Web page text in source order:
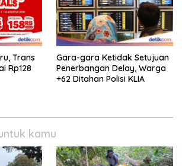
Trans
Rp128
Gara-gara Ketidak Setujuan
Penerbangan Delay, Warga
+62 Ditahan Polisi KLIA
kamu